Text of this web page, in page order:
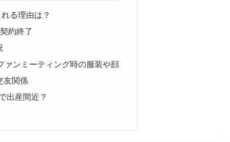
る理由は？
約終了
ァンミーティング時の服装や顔
友関係
出産間近？